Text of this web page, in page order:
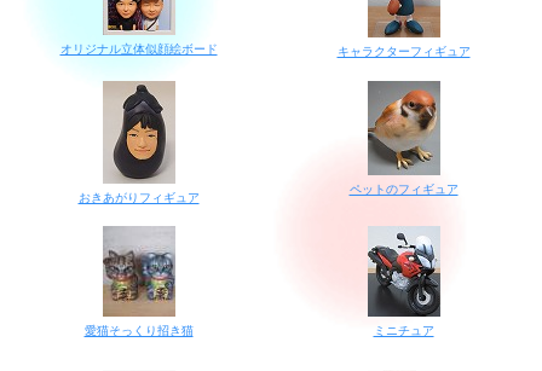
オリジナル立体似顔絵ボード キャラクターフィギュア
おきあがりフィギュア
ペットのフィギュア
愛猫そっくり招き猫 ミニチュア